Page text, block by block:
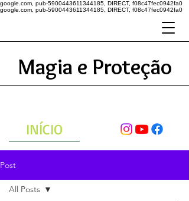
google.com, pub-5900443611344185, DIRECT, f08c47fec0942fa0
google.com, pub-5900443611344185, DIRECT, f08c47fec0942fa0
Magia e Proteção
INÍCIO
Post
All Posts